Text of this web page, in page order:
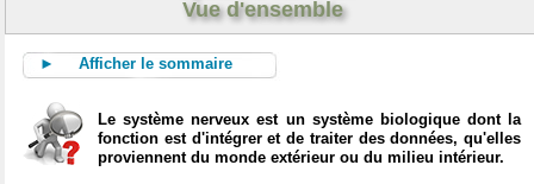
Vue d'ensemble
► Afficher le sommaire
Le système nerveux est un système biologique dont la
fonction est d'intégrer et de traiter des données, qu'elles
proviennent du monde extérieur ou du milieu intérieur.